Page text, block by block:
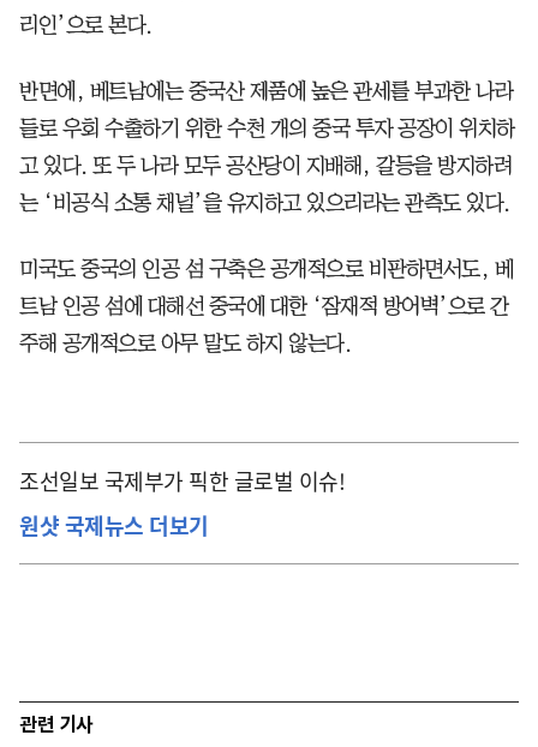
리인’으로 본다.
반면에, 베트남에는 중국산 제품에 높은 관세를 부과한 나라
들로 우회 수출하기 위한 수천 개의 중국 투자 공장이 위치하
고 있다. 또 두 나라 모두 공산당이 지배해, 갈등을 방지하려
는 ‘비공식 소통 채널’을 유지하고 있으리라는 관측도 있다.
미국도 중국의 인공 섬 구축은 공개적으로 비판하면서도, 베
트남 인공 섬에 대해선 중국에 대한 ‘잠재적 방어벽’으로 간
주해 공개적으로 아무 말도 하지 않는다.
조선일보 국제부가 픽한 글로벌 이슈!
원샷 국제뉴스 더보기
관련 기사